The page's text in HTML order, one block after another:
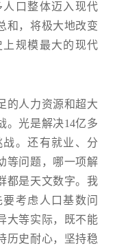
人口整体迈入现代
和，将极大地改变
规模最大的现代
人力资源和超大
。光是解决14亿多
。还有就业、分
等问题，哪一项解
都是天文数字。我
考虑人口基数问
大等实际，既不能
历史耐心，坚持稳